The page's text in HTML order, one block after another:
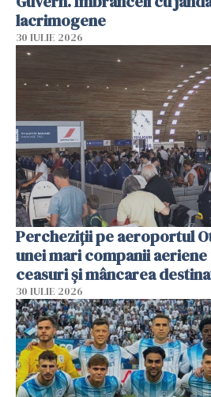
lacrimogene
30 IULIE 2026
Percheziții pe aeroportul
unei mari companii
ceasuri și mâncarea
30 IULIE 2026